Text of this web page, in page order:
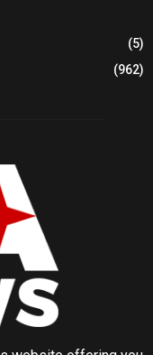
(5)
(962)